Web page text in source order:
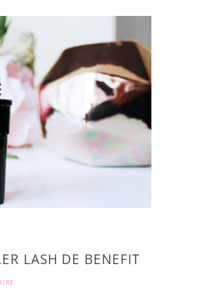
LASH DE BENEFIT